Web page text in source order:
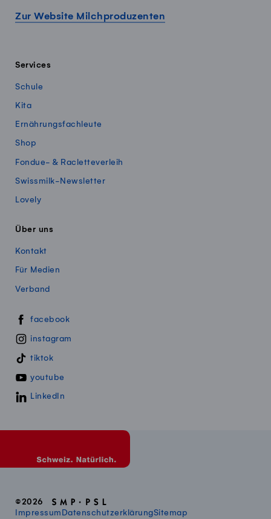
Zur Website Milchproduzenten
Services
Schule
Kita
Ernährungsfachleute
Shop
Fondue- & Racletteverleih
Swissmilk-Newsletter
Lovely
Über uns
Kontakt
Für Medien
Verband
Swissmillk auf Social Media
facebook
instagram
tiktok
youtube
LinkedIn
©2026
Impressum DatenschutzerklärungSitemap